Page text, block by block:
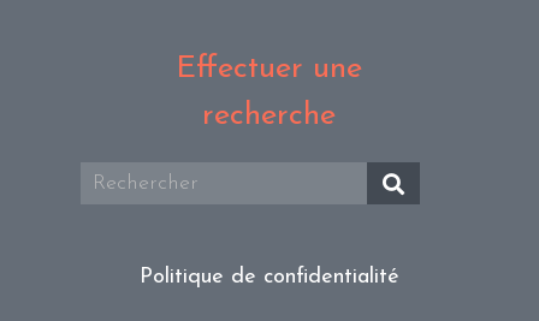
Effectuer une
recherche
Politique de confidentialité